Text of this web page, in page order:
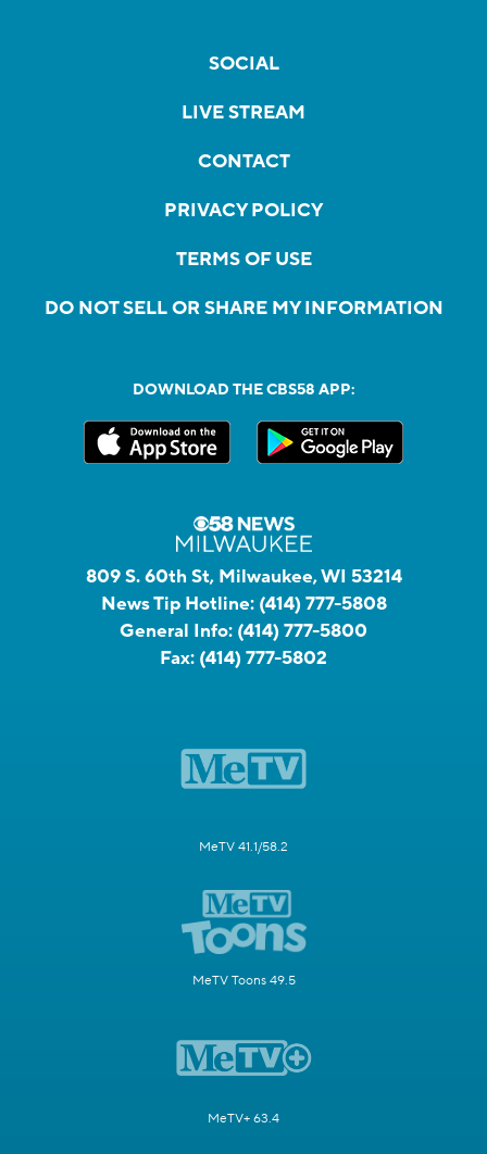
SOCIAL
LIVE STREAM
CONTACT
PRIVACY POLICY
TERMS OF USE
DO NOT SELL OR SHARE MY INFORMATION
DOWNLOAD THE CBS58 APP:
809 S. 60th St, Milwaukee, WI 53214
News Tip Hotline: (414) 777-5808
General Info: (414) 777-5800
Fax: (414) 777-5802
MeTV 41.1/58.2
MeTV Toons 49.5
MeTV+ 63.4